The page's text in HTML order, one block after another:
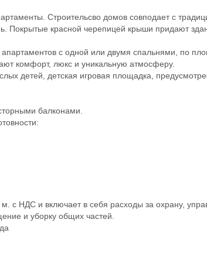
Строительсво домов совподает с
Покрытые красной черепицей крыши придают
с одной или двумя спальнями, по
комфорт, люкс и уникальную атмосферу.
детей, детская игровая площадка,
балконами.
с НДС и включает в себя расходы за охрану,
и уборку общих частей.